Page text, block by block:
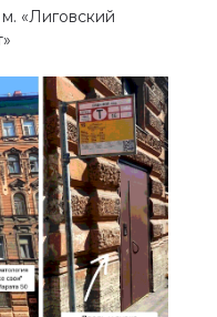
«Лиговский